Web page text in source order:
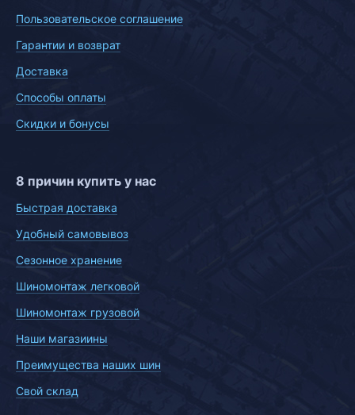
Пользовательское соглашение
Гарантии и возврат
Доставка
Способы оплаты
Скидки и бонусы
8 причин купить у нас
Быстрая доставка
Удобный самовывоз
Сезонное хранение
Шиномонтаж легковой
Шиномонтаж грузовой
Наши магазиины
Преимущества наших шин
Свой склад